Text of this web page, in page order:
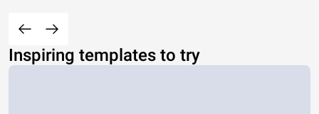
Inspiring templates to try